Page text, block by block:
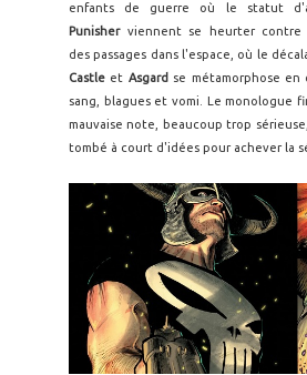
enfants de guerre où le statut
Punisherviennent se heurter contre
des passages dans l'espace, où le
Castle et Asgard se métamorphose
sang, blagues et vomi. Le monologue
mauvaise note, beaucoup trop
tombé à court d'idées pour achever la